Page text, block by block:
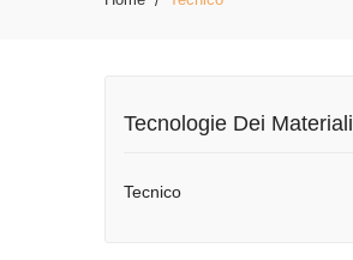
Tecnologie Dei Materiali
Tecnico